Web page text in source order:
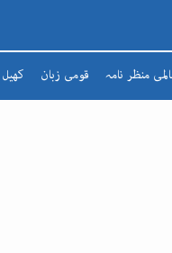
منظر نامہ قومی زبان